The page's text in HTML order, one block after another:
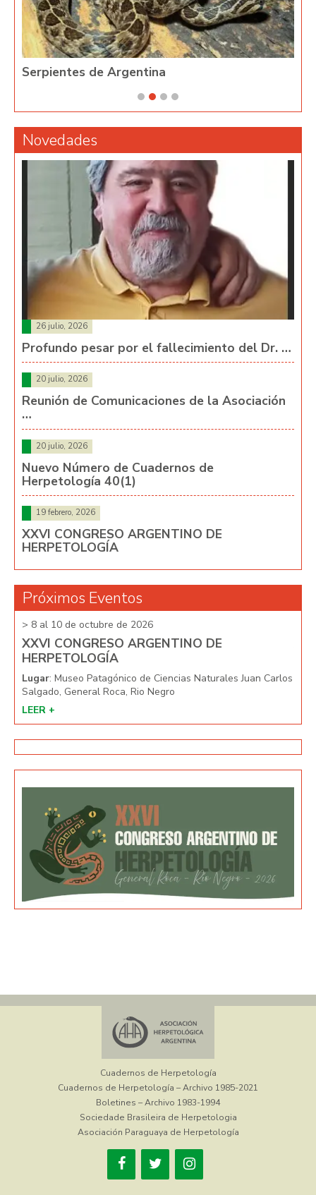
Serpientes de Argentina
Novedades
26 julio, 2026
Profundo pesar por el fallecimiento del Dr. …
20 julio, 2026
Reunión de Comunicaciones de la Asociación
…
20 julio, 2026
Nuevo Número de Cuadernos de
Herpetología 40(1)
19 febrero, 2026
XXVI CONGRESO ARGENTINO DE
HERPETOLOGÍA
Próximos Eventos
> 8 al 10 de octubre de 2026
XXVI CONGRESO ARGENTINO DE
HERPETOLOGÍA
Lugar: Museo Patagónico de Ciencias Naturales Juan Carlos
Salgado, General Roca, Rio Negro
LEER +
Cuadernos de Herpetología
Cuadernos de Herpetología – Archivo 1985-2021
Boletines – Archivo 1983-1994
Sociedade Brasileira de Herpetologia
Asociación Paraguaya de Herpetología